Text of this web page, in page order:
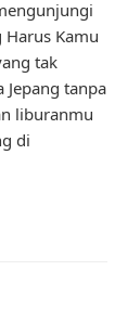
Harus Kamu
tak
tanpa
liburanmu
di